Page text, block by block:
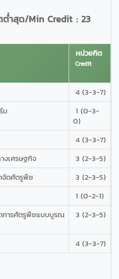
ต่ำสุด/Min Credit : 23
หน่วยกิต
Credit
4 (3-3-7)
ม
1 (0-3-
0)
4 (3-3-7)
เศรษฐกิจ
3 (2-3-5)
จัดศัตรูพืช
3 (2-3-5)
1 (0-2-1)
การศัตรูพืชแบบบูรณ
3 (2-3-5)
4 (3-3-7)